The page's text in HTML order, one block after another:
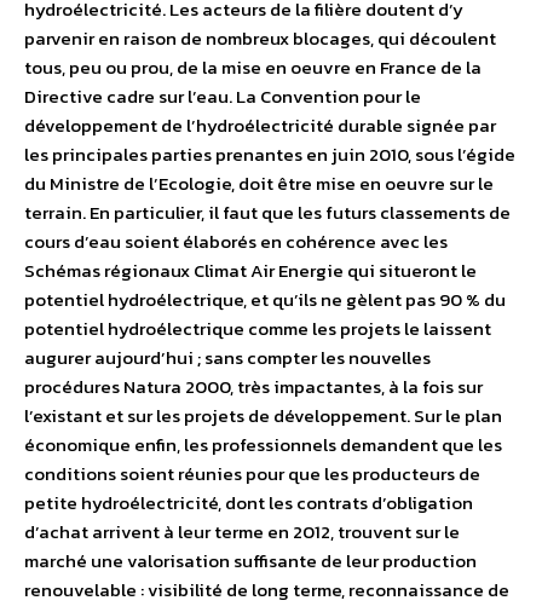
hydroélectricité. Les acteurs de la filière doutent d’y
parvenir en raison de nombreux blocages, qui découlent
tous, peu ou prou, de la mise en oeuvre en France de la
Directive cadre sur l’eau. La Convention pour le
développement de l’hydroélectricité durable signée par
les principales parties prenantes en juin 2010, sous l’égide
du Ministre de l’Ecologie, doit être mise en oeuvre sur le
terrain. En particulier, il faut que les futurs classements de
cours d’eau soient élaborés en cohérence avec les
Schémas régionaux Climat Air Energie qui situeront le
potentiel hydroélectrique, et qu’ils ne gèlent pas 90 % du
potentiel hydroélectrique comme les projets le laissent
augurer aujourd’hui ; sans compter les nouvelles
procédures Natura 2000, très impactantes, à la fois sur
l’existant et sur les projets de développement. Sur le plan
économique enfin, les professionnels demandent que les
conditions soient réunies pour que les producteurs de
petite hydroélectricité, dont les contrats d’obligation
d’achat arrivent à leur terme en 2012, trouvent sur le
marché une valorisation suffisante de leur production
renouvelable : visibilité de long terme, reconnaissance de